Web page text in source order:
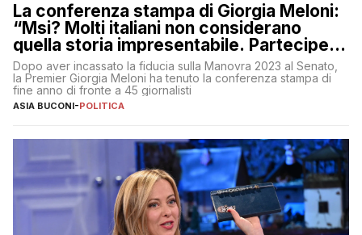
La conferenza stampa di Giorgia Meloni:
“Msi? Molti italiani non considerano
quella storia impresentabile. Parteciperò
al 25 aprile”
Dopo aver incassato la fiducia sulla Manovra 2023 al Senato,
la Premier Giorgia Meloni ha tenuto la conferenza stampa di
fine anno di fronte a 45 giornalisti
ASIA BUCONI-POLITICA